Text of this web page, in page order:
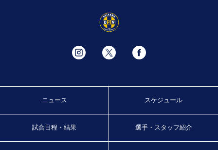
ニュース スケジュール
試合日程・結果 選手・スタッフ紹介